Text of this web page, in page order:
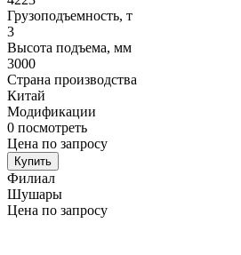
Грузоподъемность, т
3
Высота подъема, мм
3000
Страна производства
Китай
Модификации
0 посмотреть
Цена по запросу
Купить
Филиал
Шушары
Цена по запросу